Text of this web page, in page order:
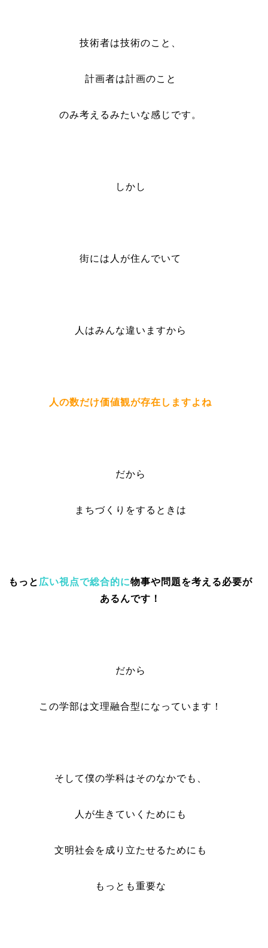
技術者は技術のこと、
計画者は計画のこと
のみ考えるみたいな感じです。
しかし
街には人が住んでいて
人はみんな違いますから
人の数だけ価値観が存在しますよね
だから
まちづくりをするときは
もっと 広い視点で総合的に物事や問題を考える必要が
あるんです！
だから
この学部は文理融合型になっています！
そして僕の学科はそのなかでも、
人が生きていくためにも
文明社会を成り立たせるためにも
もっとも重要な